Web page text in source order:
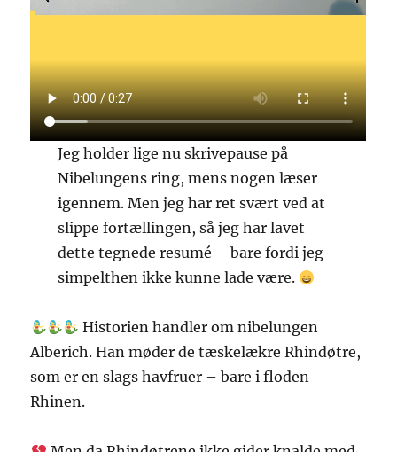
Jeg holder lige nu skrivepause på
Nibelungens ring, mens nogen læser
igennem. Men jeg har ret svært ved at
slippe fortællingen, så jeg har lavet
dette tegnede resumé – bare fordi jeg
simpelthen ikke kunne lade være.
Historien handler om nibelungen
Alberich. Han møder de tæskelækre Rhindøtre,
som er en slags havfruer – bare i floden
Rhinen.